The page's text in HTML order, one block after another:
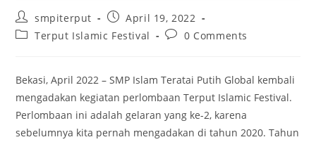
smpiterput
April 19, 2022
Terput Islamic Festival
0 Comments
Bekasi, April 2022 – SMP Islam Teratai Putih Global kembali
mengadakan kegiatan perlombaan Terput Islamic Festival.
Perlombaan ini adalah gelaran yang ke-2, karena
sebelumnya kita pernah mengadakan di tahun 2020. Tahun